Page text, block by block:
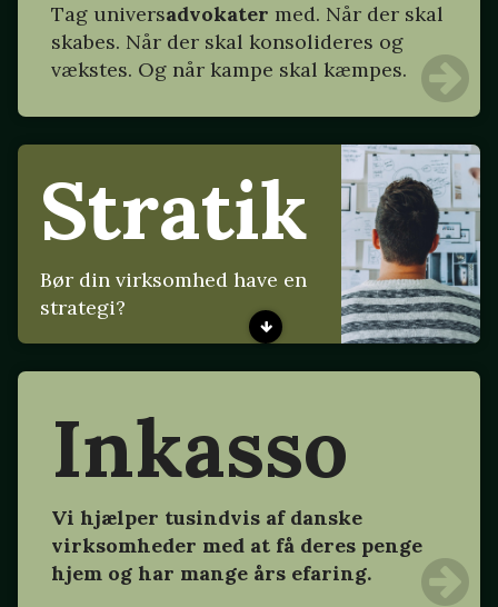
Tag universadvokater med. Når der skal
skabes. Når der skal konsolideres og
vækstes. Og når kampe skal kæmpes.
Stratik
Bør din virksomhed have en
strategi?
Inkasso
Vi hjælper tusindvis af danske
virksomheder med at få deres penge
hjem og har mange års efaring.